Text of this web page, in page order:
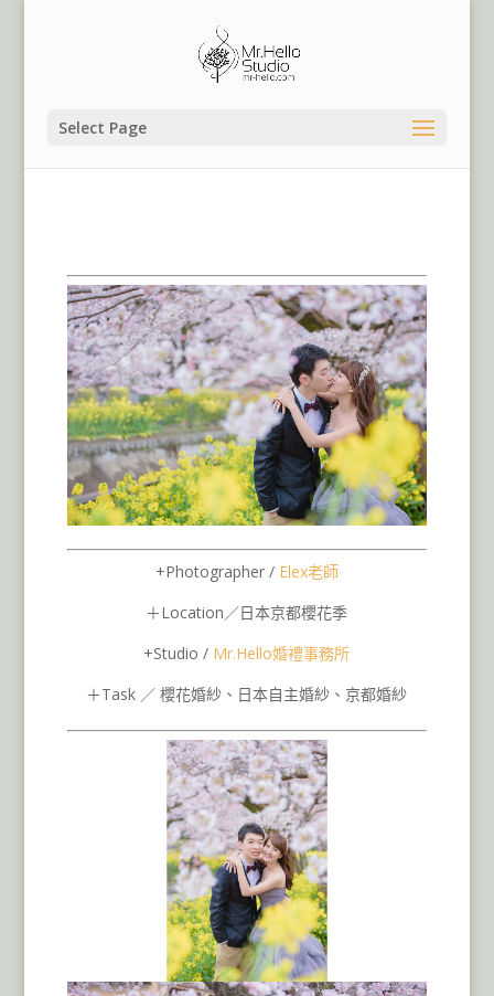
Select Page
+Photographer / Elex老師
＋Location／日本京都櫻花季
+Studio / Mr.Hello婚禮事務所
＋Task ／ 櫻花婚紗、日本自主婚紗、京都婚紗